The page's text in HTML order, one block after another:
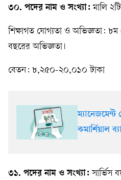
৩০. পদের নাম ও সংখ্যা: মালি
শিক্ষাগত যোগ্যতা ও অভিজ্ঞতা: ৮ম
বছরের অভিজ্ঞতা।
বেতন: ৮,২৫০-২০,০১০ টাকা
ম্যানেজমেন্ট
কমার্শিয়াল
৩১. পদের নাম ও সংখ্যা: সার্ভিস